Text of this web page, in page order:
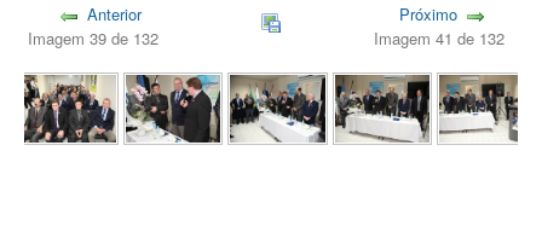
Anterior
Imagem 39 de 132
Próximo
Imagem 41 de 132